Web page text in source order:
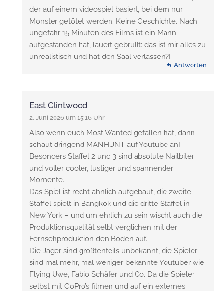
der auf einem videospiel basiert, bei dem nur
Monster getötet werden. Keine Geschichte. Nach
ungefähr 15 Minuten des Films ist ein Mann
aufgestanden hat, lauert gebrüllt: das ist mir alles zu
unrealistisch und hat den Saal verlassen?!
Antworten
East Clintwood
2. Juni 2026 um 15:16 Uhr
Also wenn euch Most Wanted gefallen hat, dann
schaut dringend MANHUNT auf Youtube an!
Besonders Staffel 2 und 3 sind absolute Nailbiter
und voller cooler, lustiger und spannender
Momente.
Das Spiel ist recht ähnlich aufgebaut, die zweite
Staffel spielt in Bangkok und die dritte Staffel in
New York – und um ehrlich zu sein wischt auch die
Produktionsqualität selbt verglichen mit der
Fernsehproduktion den Boden auf.
Die Jäger sind größtenteils unbekannt, die Spieler
sind mal mehr, mal weniger bekannte Youtuber wie
Flying Uwe, Fabio Schäfer und Co. Da die Spieler
selbst mit GoPro’s filmen und auf ein externes